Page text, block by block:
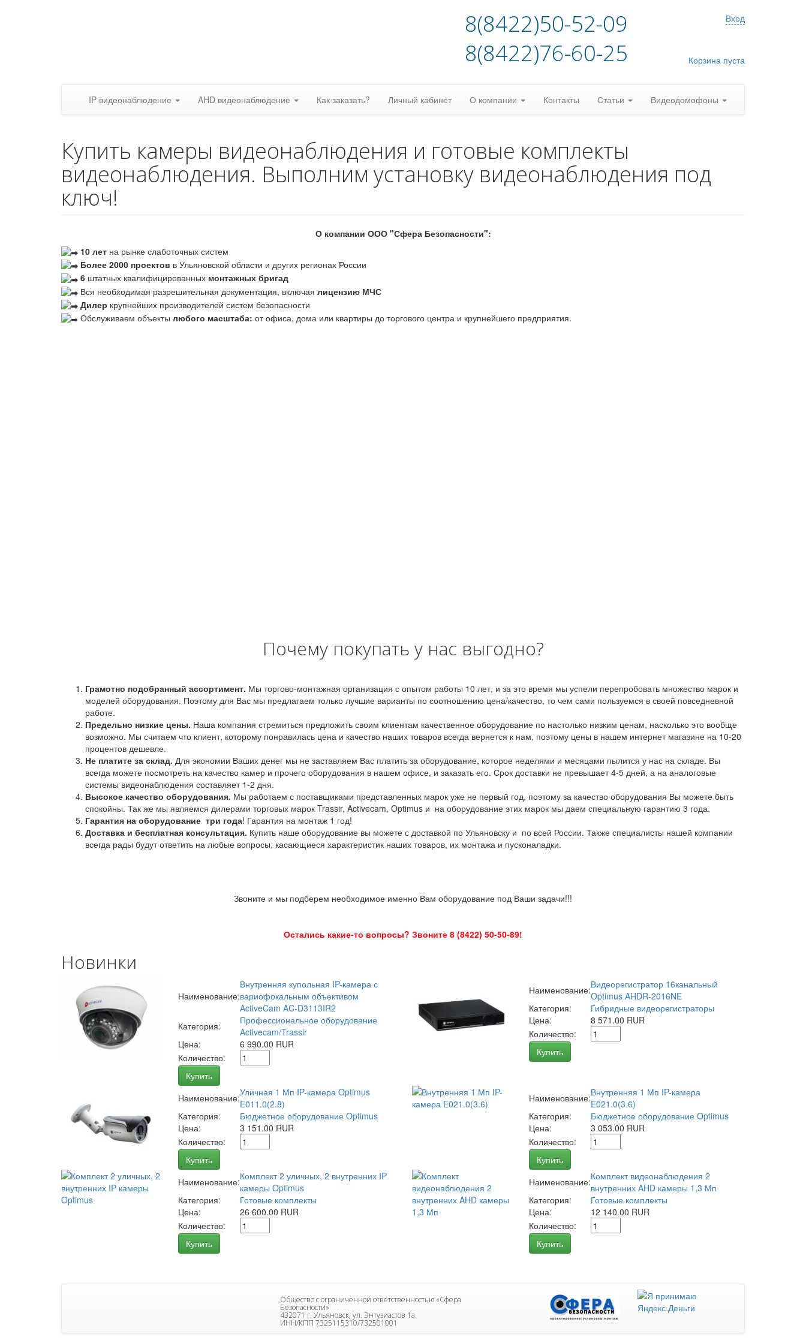
8(8422)50-52-09
8(8422)76-60-25
Вход
Корзина пуста
IP видеонаблюдение AHD видеонаблюдение Как заказать? Личный кабинет О компании Контакты Статьи Видеодомофоны
Купить камеры видеонаблюдения и готовые комплекты
видеонаблюдения. Выполним установку видеонаблюдения под
ключ!
О компании ООО "Сфера Безопасности":
10 лет на рынке слаботочных систем
Более 2000 проектов в Ульяновской области и других регионах России
6 штатных квалифицированных монтажных бригад
Вся необходимая разрешительная документация, включая лицензию МЧС
Дилер крупнейших производителей систем безопасности
Обслуживаем объекты любого масштаба: от офиса, дома или квартиры до торгового центра и крупнейшего предприятия.
Почему покупать у нас выгодно?
Грамотно подобранный ассортимент. Мы торгово-монтажная организация с опытом работы 10 лет, и за это время мы успели перепробовать множество марок и
моделей оборудования. Поэтому для Вас мы предлагаем только лучшие варианты по соотношению цена/качество, то чем сами пользуемся в своей повседневной
работе.
Предельно низкие цены. Наша компания стремиться предложить своим клиентам качественное оборудование по настолько низким ценам, насколько это вообще
возможно. Мы считаем что клиент, которому понравилась цена и качество наших товаров всегда вернется к нам, поэтому цены в нашем интернет магазине на 10-20
процентов дешевле.
Не платите за склад. Для экономии Ваших денег мы не заставляем Вас платить за оборудование, которое неделями и месяцами пылится у нас на складе. Вы
всегда можете посмотреть на качество камер и прочего оборудования в нашем офисе, и заказать его. Срок доставки не превышает 4-5 дней, а на аналоговые
системы видеонаблюдения составляет 1-2 дня.
Высокое качество оборудования. Мы работаем с поставщиками представленных марок уже не первый год, поэтому за качество оборудования Вы можете быть
спокойны. Так же мы являемся дилерами торговых марок Trassir, Activecam, Optimus и на оборудование этих марок мы даем специальную гарантию 3 года.
Гарантия на оборудование три года! Гарантия на монтаж 1 год!
Доставка и бесплатная консультация. Купить наше оборудование вы можете с доставкой по Ульяновску и по всей России. Также специалисты нашей компании
всегда рады будут ответить на любые вопросы, касающиеся характеристик наших товаров, их монтажа и пусконаладки.
Звоните и мы подберем необходимое именно Вам оборудование под Ваши задачи!!!
Остались какие-то вопросы? Звоните 8 (8422) 50-50-89!
Новинки
Наименование:
Внутренняя купольная IP-камера с
вариофокальным объективом
ActiveCam AC-D3113IR2
Категория:
Профессиональное оборудование
Activecam/Trassir
Цена:
6 990.00 RUR
Количество:
Купить
Наименование:Видеорегистратор 16канальный
Optimus AHDR-2016NE
Категория:
Гибридные видеорегистраторы
Цена:
8 571.00 RUR
Количество:
Купить
Наименование:Уличная 1 Мп IP-камера Optimus
E011.0(2.8)
Категория:
Бюджетное оборудование Optimus
Цена:
3 151.00 RUR
Количество:
Купить
Наименование:Внутренняя 1 Мп IP-камера
E021.0(3.6)
Категория:
Бюджетное оборудование Optimus
Цена:
3 053.00 RUR
Количество:
Купить
Наименование:Комплект 2 уличных, 2 внутренних IP
камеры Optimus
Категория:
Готовые комплекты
Цена:
26 600.00 RUR
Количество:
Купить
Наименование:Комплект видеонаблюдения 2
внутренних AHD камеры 1,3 Мп
Категория:
Готовые комплекты
Цена:
12 140.00 RUR
Количество:
Купить
Общество с ограниченной ответственностью «Сфера
Безопасности»
432071 г. Ульяновск, ул. Энтузиастов 1а.
ИНН/КПП 7325115310/732501001